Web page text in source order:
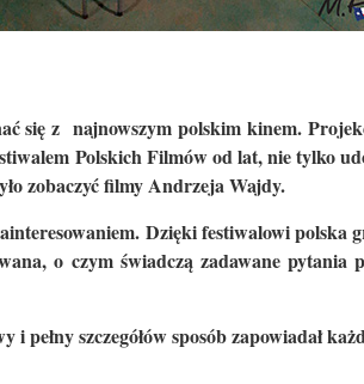
się z najnowszym polskim kinem.
Polskich Filmów od lat, nie tylko
zobaczyć filmy Andrzeja Wajdy.
Dzięki festiwalowi
o czym świadczą zadawane pytania
szczegółów sposób zapowiadał